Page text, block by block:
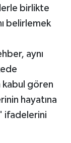
birlikte
belirlemek
aynı
kabul gören
hayatına
ifadelerini